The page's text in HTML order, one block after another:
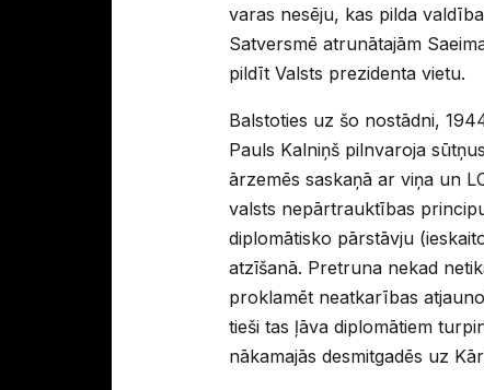
varas nesēju, kas pilda
Satversmē atrunātajām
pildīt Valsts prezidenta vietu.
Balstoties uz šo nostādni,
Pauls Kalniņš pilnvaroja
ārzemēs saskaņā ar viņa un
valsts nepārtrauktības
diplomātisko pārstāvju
atzīšanā. Pretruna nekad
proklamēt neatkarības
tieši tas ļāva diplomātiem
nākamajās desmitgadēs uz